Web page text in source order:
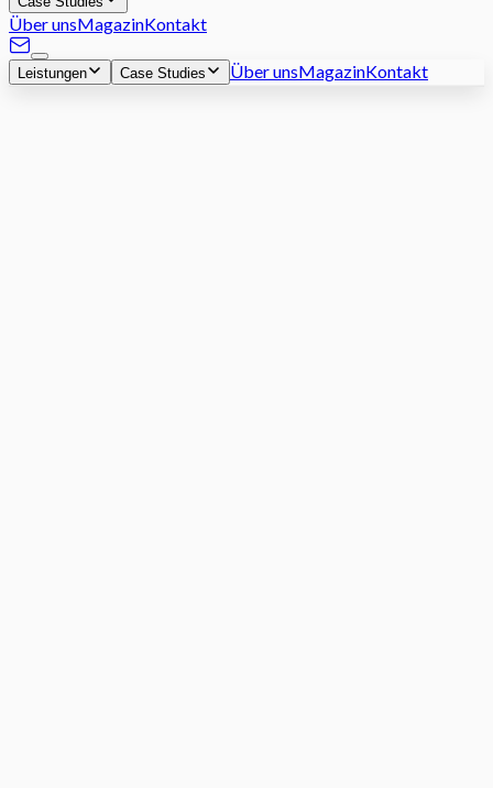
Über unsMagazinKontakt
Leistungen Case Studies Über unsMagazinKontakt